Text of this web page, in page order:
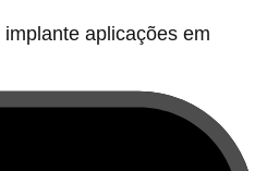
aplicações em